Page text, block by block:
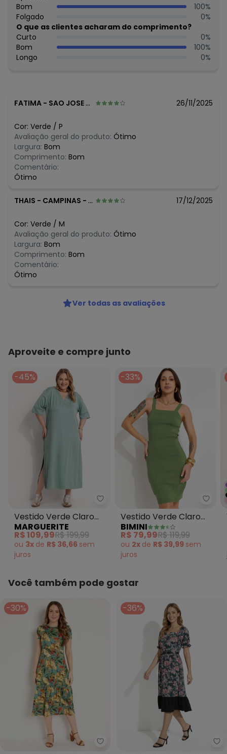
Situação de Uso: Casual
Composição Material: 100% Algodão
Histórico de preços
O preço apresentado abaixo é o menor oferecido em
algum dia do mês, para o menor tamanho disponível.
maio/2026 N/D*
março/2026
fevereiro/2026
Bom
100%
Folgado
0%
O que as clientes acharam do comprimento?
Curto
0%
Bom
100%
Longo
0%
FATIMA - SAO JOSE DO RIO PRETO - SP 26/11/2025
Cor: Verde / P
Avaliação geral do produto: Ótimo
Largura: Bom
Comprimento: Bom
Comentário:
Ótimo
THAIS - CAMPINAS - SP 17/12/2025
Cor: Verde / M
Avaliação geral do produto: Ótimo
Largura: Bom
Comprimento: Bom
Comentário:
Ótimo
Ver todas as avaliações
Aproveite e compre junto
-45%
Marguerite - Vestido Verde
Vestido Verde Claro
em Viscose Plana
MARGUERITE
R$ 109,99R$ 199,99
ou 3x de R$ 36,66 sem
juros
-33%
Vestido Verde Claro
em Bengaline
BIMINI
R$ 79,99R$ 119,99
ou 2x de R$ 39,99 sem
juros
Você também pode gostar
-30%
Rosalie - Vestido com Babado
-36%